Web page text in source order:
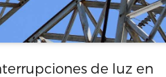
de luz en